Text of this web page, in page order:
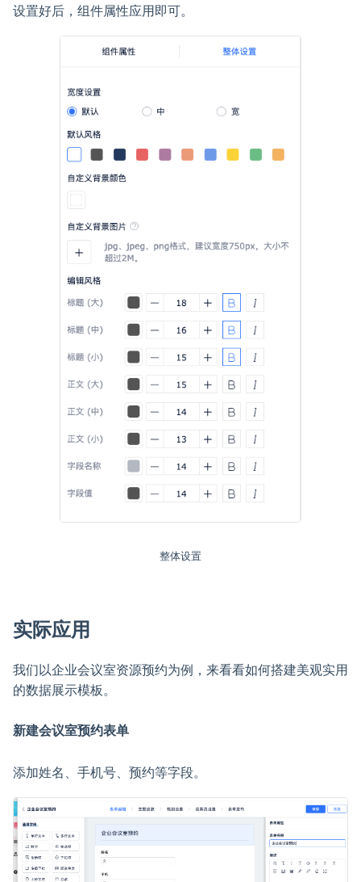
设置好后，组件属性应用即可。
整体设置
实际应用
我们以企业会议室资源预约为例，来看看如何搭建美观实用
的数据展示模板。
新建会议室预约表单
添加姓名、手机号、预约等字段。